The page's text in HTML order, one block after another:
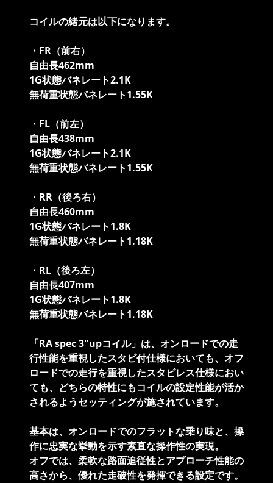
コイルの緒元は以下になります。
・FR（前右）
自由長462mm
1G状態バネレート2.1K
無荷重状態バネレート1.55K
・FL（前左）
自由長438mm
1G状態バネレート2.1K
無荷重状態バネレート1.55K
・RR（後ろ右）
自由長460mm
1G状態バネレート1.8K
無荷重状態バネレート1.18K
・RL（後ろ左）
自由長407mm
1G状態バネレート1.8K
無荷重状態バネレート1.18K
「RA spec 3"upコイル」は、オンロードでの走
行性能を重視したスタビ付仕様においても、オフ
ロードでの走行を重視したスタビレス仕様におい
ても、どちらの特性にもコイルの設定性能が活か
されるようセッティングが施されています。
基本は、オンロードでのフラットな乗り味と、操
作に忠実な挙動を示す素直な操作性の実現。
オフでは、柔軟な路面追従性とアプローチ性能の
高さから、優れた走破性を発揮できる設定です。